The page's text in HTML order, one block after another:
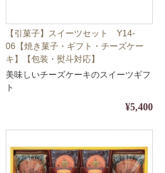
【引菓子】スイーツセット Y14-
06【焼き菓子・ギフト・チーズケー
キ】【包装・熨斗対応】
美味しいチーズケーキのスイーツギフ
ト
¥5,400